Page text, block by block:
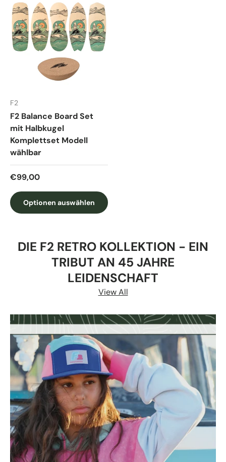
F2
F2 Balance Board Set
mit Halbkugel
Komplettset Modell
wählbar
Normaler Preis
€99,00
Optionen auswählen
DIE F2 RETRO KOLLEKTION - EIN
TRIBUT AN 45 JAHRE
LEIDENSCHAFT
View All